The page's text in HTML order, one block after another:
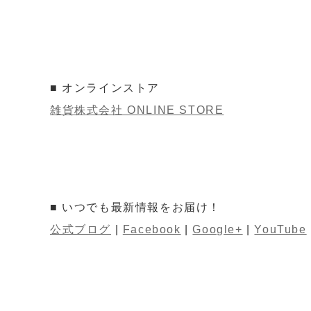
■ オンラインストア
雑貨株式会社 ONLINE STORE
■ いつでも最新情報をお届け！
公式ブログ
Facebook |Google+ |YouTube